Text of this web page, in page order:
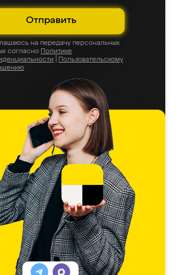
Отправить
на передачу персональных
согласно Политике
Пользовательскому